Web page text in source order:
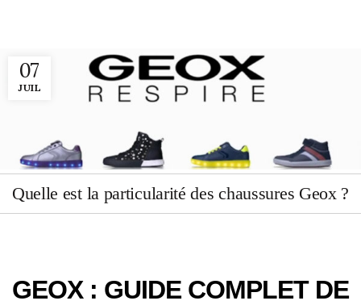
07
JUIL
Quelle est la particularité des chaussures Geox ?
GEOX : GUIDE COMPLET DE